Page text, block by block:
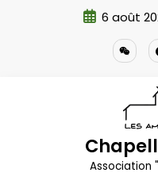
6 août
Association